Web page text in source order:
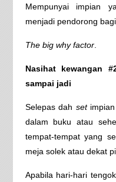
Mempunyai impian
menjadi pendorong
The big why factor.
Nasihat kewangan
sampai jadi
Selepas dah setimpian
dalam buku atau
tempat-tempat yang
meja solek atau dekat
Apabila hari-hari